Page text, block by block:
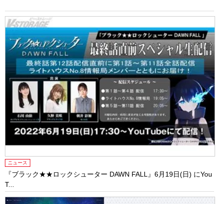
ニュース
『ブラック★★ロックシューター DAWN FALL』6月19日(日) にYou
T...